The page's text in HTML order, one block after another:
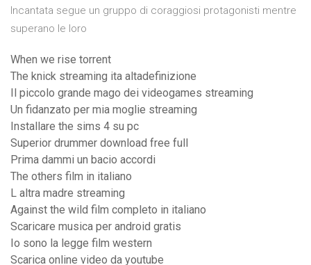
Incantata segue un gruppo di coraggiosi protagonisti mentre
superano le loro
When we rise torrent
The knick streaming ita altadefinizione
Il piccolo grande mago dei videogames streaming
Un fidanzato per mia moglie streaming
Installare the sims 4 su pc
Superior drummer download free full
Prima dammi un bacio accordi
The others film in italiano
L altra madre streaming
Against the wild film completo in italiano
Scaricare musica per android gratis
Io sono la legge film western
Scarica online video da youtube